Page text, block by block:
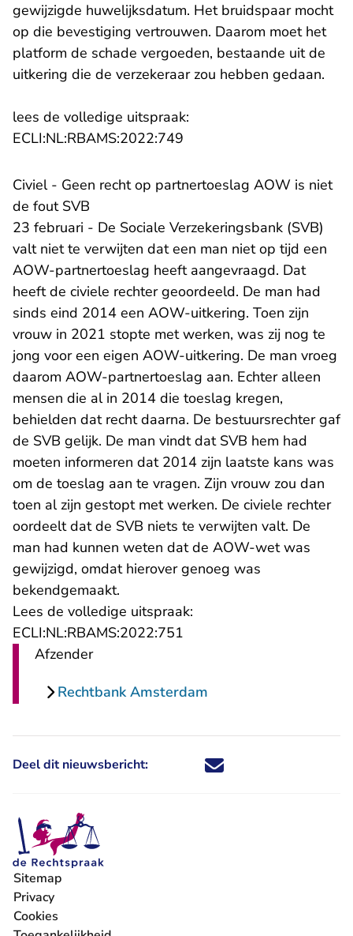
gewijzigde huwelijksdatum. Het bruidspaar mocht
op die bevestiging vertrouwen. Daarom moet het
platform de schade vergoeden, bestaande uit de
uitkering die de verzekeraar zou hebben gedaan.
lees de volledige uitspraak:
ECLI:NL:RBAMS:2022:749
Civiel - Geen recht op partnertoeslag AOW is niet
de fout SVB
23 februari - De Sociale Verzekeringsbank (SVB)
valt niet te verwijten dat een man niet op tijd een
AOW-partnertoeslag heeft aangevraagd. Dat
heeft de civiele rechter geoordeeld. De man had
sinds eind 2014 een AOW-uitkering. Toen zijn
vrouw in 2021 stopte met werken, was zij nog te
jong voor een eigen AOW-uitkering. De man vroeg
daarom AOW-partnertoeslag aan. Echter alleen
mensen die al in 2014 die toeslag kregen,
behielden dat recht daarna. De bestuursrechter gaf
de SVB gelijk. De man vindt dat SVB hem had
moeten informeren dat 2014 zijn laatste kans was
om de toeslag aan te vragen. Zijn vrouw zou dan
toen al zijn gestopt met werken. De civiele rechter
oordeelt dat de SVB niets te verwijten valt. De
man had kunnen weten dat de AOW-wet was
gewijzigd, omdat hierover genoeg was
bekendgemaakt.
Lees de volledige uitspraak:
ECLI:NL:RBAMS:2022:751
Afzender
Rechtbank Amsterdam
Deel dit nieuwsbericht: Deel dit nieuwsbericht via X -
Deel dit nieuwsbericht via
Deel dit nieuwsbericht
Deel dit
Sitemap
Privacy
Cookies